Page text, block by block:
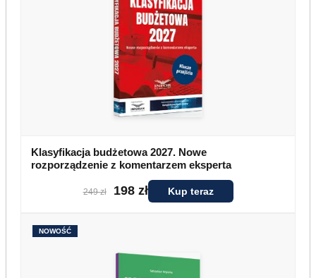
Klasyfikacja budżetowa 2027. Nowe
rozporządzenie z komentarzem eksperta
249 zł 198 zł Kup teraz
NOWOŚĆ